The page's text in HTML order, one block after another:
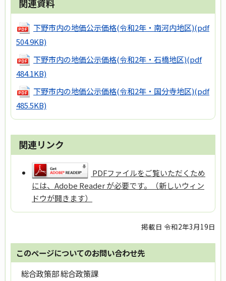
関連資料
下野市内の地価公示価格(令和2年・南河内地区)(pdf
504.9KB)
下野市内の地価公示価格(令和2年・石橋地区)(pdf
484.1KB)
下野市内の地価公示価格(令和2年・国分寺地区)(pdf
485.5KB)
関連リンク
PDFファイルをご覧いただくため
には、Adobe Reader が必要です。（新しいウィン
ドウが開きます）
掲載日 令和2年3月19日
このページについてのお問い合わせ先
総合政策部 総合政策課